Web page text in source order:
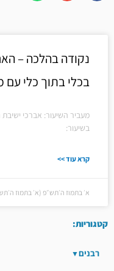
נקודה בהלכה –
בכלי בתוך כלי
מעביר השיעור: אברכי
בשיעור:
קרא עוד >>
א׳ בתמוז ה׳תש״פ (א׳ בתמוז ה׳תש״פ (יוני
קטגוריות:
רבנים